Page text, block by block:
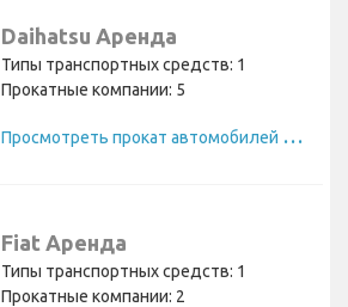
Daihatsu Аренда
Типы транспортных средств: 1
Прокатные компании: 5
П
росмотреть прокат автомобилей Daihatsu
Fiat Аренда
Типы транспортных средств: 1
Прокатные компании: 2